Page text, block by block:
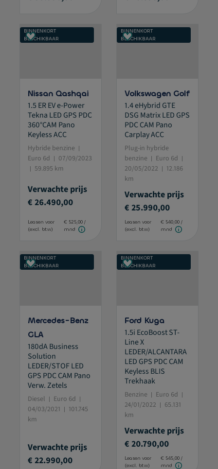
BINNENKORT
BESCHIKBAAR
Nissan Qashqai
1.5 ER EV e-Power
Tekna LED GPS PDC
360°CAM Pano
Keyless ACC
Hybride benzine
Euro 6d
07/09/2023
59.895 km
Verwachte prijs
€ 26.490,00
Leasen voor
(excl. btw)
€ 525,00 /
mnd
BINNENKORT
BESCHIKBAAR
Volkswagen Golf
1.4 eHybrid GTE
DSG Matrix LED GPS
PDC CAM Pano
Carplay ACC
Plug-in hybride
benzine
Euro 6d
20/05/2022
12.186
km
Verwachte prijs
€ 25.990,00
Leasen voor
(excl. btw)
€ 540,00 /
mnd
BINNENKORT
BESCHIKBAAR
Mercedes-Benz
GLA
180dA Business
Solution
LEDER/STOF LED
GPS PDC CAM Pano
Verw. Zetels
Diesel
Euro 6d
04/03/2021
101.745
km
Verwachte prijs
€ 22.990,00
BINNENKORT
BESCHIKBAAR
Ford Kuga
1.5i EcoBoost ST-
Line X
LEDER/ALCANTARA
LED GPS PDC CAM
Keyless BLIS
Trekhaak
Benzine
Euro 6d
24/01/2022
65.131
km
Verwachte prijs
€ 20.790,00
Leasen voor
(excl. btw)
€ 545,00 /
mnd